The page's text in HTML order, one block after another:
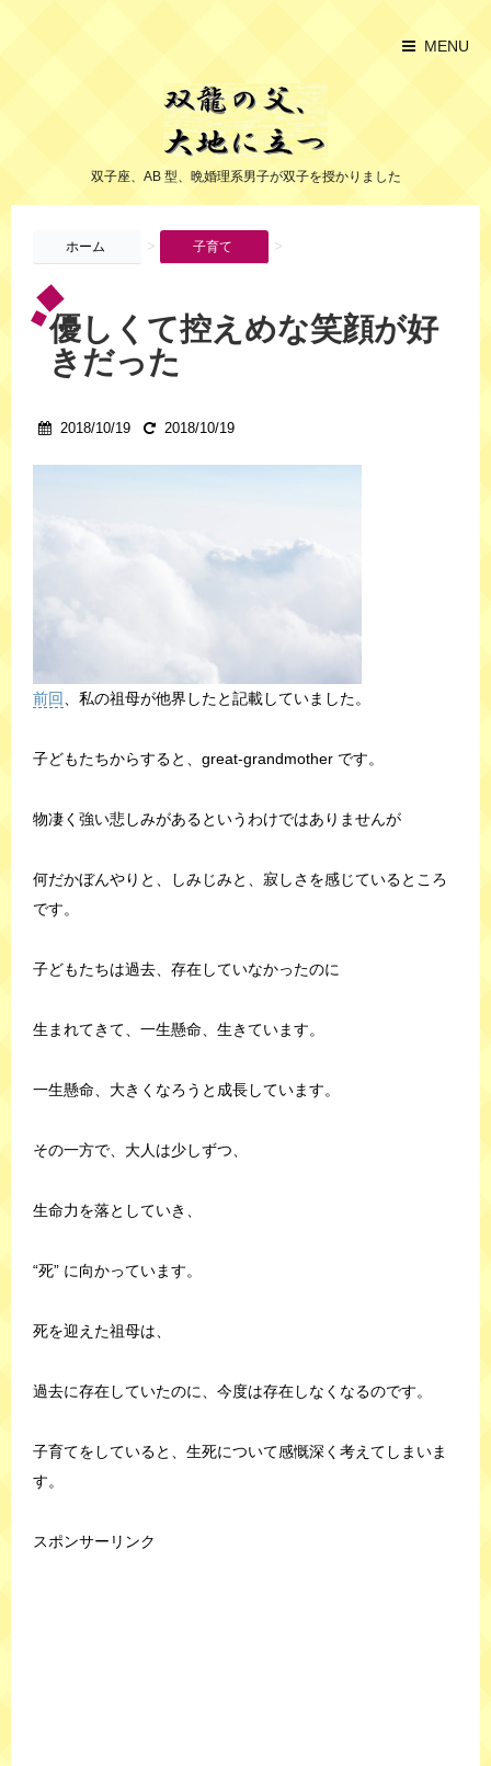
MENU
双子座、AB 型、晩婚理系男子が双子を授かりました
ホーム > 子育て >
優しくて控えめな笑顔が好
きだった
2018/10/19 2018/10/19
前回 、私の祖母が他界したと記載していました。
子どもたちからすると、great-grandmother です。
物凄く強い悲しみがあるというわけではありませんが
何だかぼんやりと、しみじみと、寂しさを感じているところ
です。
子どもたちは過去、存在していなかったのに
生まれてきて、一生懸命、生きています。
一生懸命、大きくなろうと成長しています。
その一方で、大人は少しずつ、
生命力を落としていき、
“死” に向かっています。
死を迎えた祖母は、
過去に存在していたのに、今度は存在しなくなるのです。
子育てをしていると、生死について感慨深く考えてしまいま
す。
スポンサーリンク